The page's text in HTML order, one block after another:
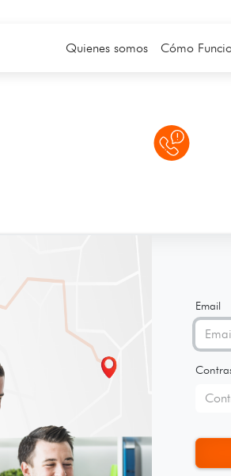
Quienes somos Cómo
Email